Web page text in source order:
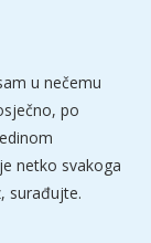
u nečemu
po
netko svakoga
surađujte.